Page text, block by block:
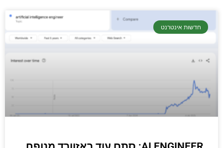
חדשות אינטרנט